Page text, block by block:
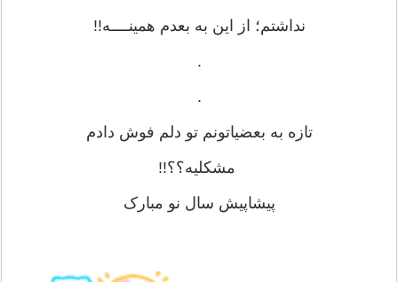
نداشتم؛ از این به بعدم همینــــه!!
.
.
تازه به بعضیاتونم تو دلم فوش دادم
مشکلیه؟؟!!
پیشاپیش سال نو مبارک